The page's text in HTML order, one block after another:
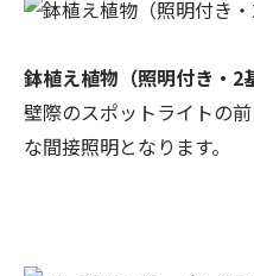
鉢植え植物（照明付き・2
壁際のスポットライトの
な間接照明となります。